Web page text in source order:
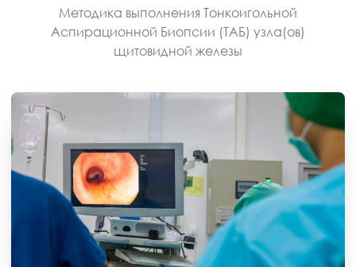
Методика выполнения Тонкоигольной
Аспирационной Биопсии (ТАБ) узла(ов)
щитовидной железы